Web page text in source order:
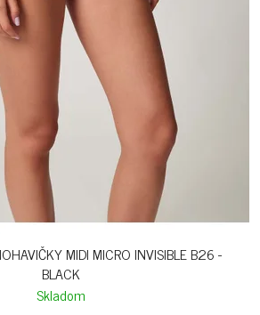
MIDI MICRO INVISIBLE B26 -
BLACK
Skladom